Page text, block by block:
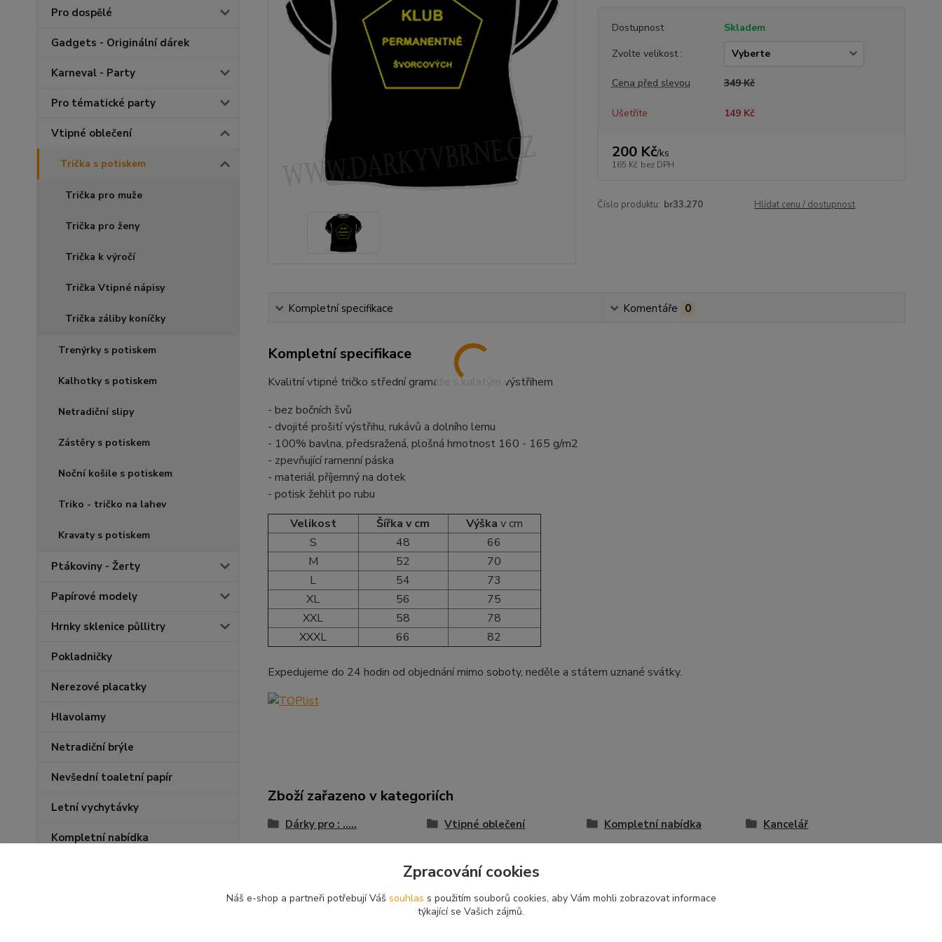
Pro dospělé
Gadgets - Originální dárek
Karneval - Party
Pro tématické party
Vtipné oblečení
Trička s potiskem
Trička pro muže
Trička pro ženy
Trička k výročí
Trička Vtipné nápisy
Trička záliby koníčky
Trenýrky s potiskem
Kalhotky s potiskem
Netradiční slipy
Zástěry s potiskem
Noční košile s potiskem
Triko - tričko na lahev
Kravaty s potiskem
Ptákoviny - Žerty
Papírové modely
Hrnky sklenice půllitry
Pokladničky
Nerezové placatky
Hlavolamy
Netradiční brýle
Nevšední toaletní papír
Letní vychytávky
Kompletní nabídka
Dostupnost
Skladem
Zvolte velikost :
Cena před slevou 349 Kč
Ušetříte 149 Kč
200 Kč/ks
165 Kč bez DPH
Číslo produktu: br33.270 Hlídat cenu / dostupnost
Kompletní specifikace Komentáře 0
Kompletní specifikace
Kvalitní vtipné tričko střední gramáže s kulatým výstřihem
- bez bočních švů
- dvojité prošití výstřihu, rukávů a dolního lemu
- 100% bavlna, předsražená, plošná hmotnost 160 - 165 g/m2
- zpevňující ramenní páska
- materiál příjemný na dotek
- potisk žehlit po rubu
Velikost
Šířka v cm Výška v cm
S
48
66
M
52
70
L
54
73
XL
56
75
XXL
58
78
XXXL
66 82
Expedujeme do 24 hodin od objednání mimo soboty, neděle a státem uznané svátky.
Zboží zařazeno v kategoriích
Dárky pro : ..... Vtipné oblečení Kompletní nabídka
Kancelář
Zpracování cookies
Náš e-shop a partneři potřebují Váš souhlas s použitím souborů cookies, aby Vám mohli zobrazovat informace
týkající se Vašich zájmů.